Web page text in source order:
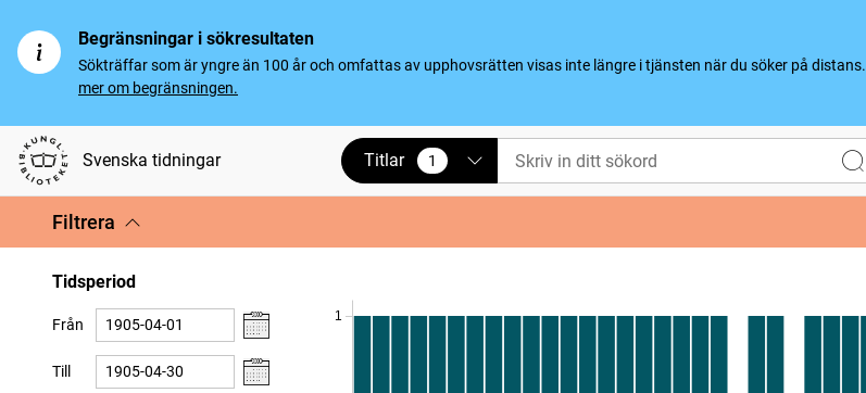
Begränsningar i sökresultaten
Sökträffar som är yngre än 100 år och omfattas av upphovsrätten visas inte längre i tjänsten när du söker på distans.
mer om begränsningen.
Svenska tidningar Titlar 1
vald
Filtrera
Tidsperiod
Från
Till
1